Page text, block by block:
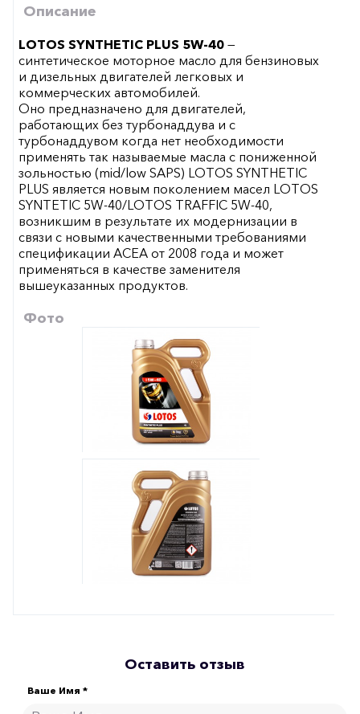
Описание
LOTOS SYNTHETIC PLUS 5W-40—
синтетическое моторное масло для бензиновых
и дизельных двигателей легковых и
коммерческих автомобилей.
Оно предназначено для двигателей,
работающих без турбонаддува и с
турбонаддувом когда нет необходимости
применять так называемые масла с пониженной
зольностью (mid/low SAPS) LOTOS SYNTHETIC
PLUS является новым поколением масел LOTOS
SYNTETIC 5W-40/LOTOS TRAFFIC 5W-40,
возникшим в результате их модернизации в
связи с новыми качественными требованиями
спецификации ACEA от 2008 года и может
применяться в качестве заменителя
вышеуказанных продуктов.
Фото
Оставить отзыв
Ваше Имя *